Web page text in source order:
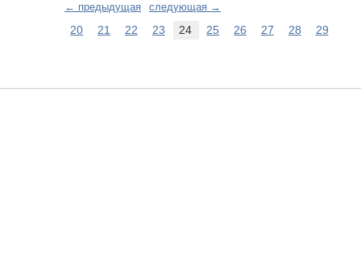
← предыдущая следующая →
20 21 22 23 24 25 26 27 28 29